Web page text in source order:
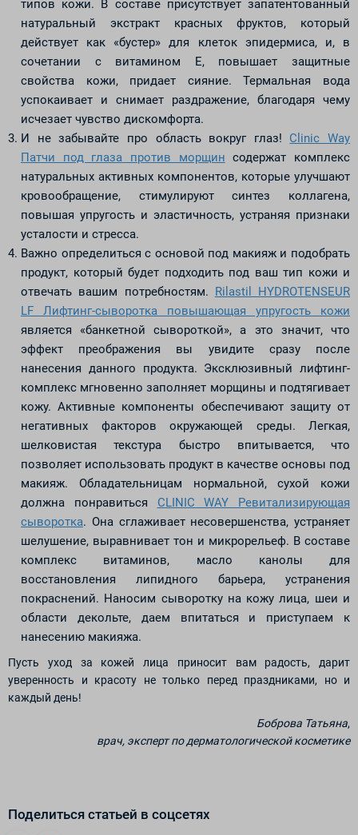
типов кожи. В составе присутствует запатентованный
натуральный экстракт красных фруктов, который
действует как «бустер» для клеток эпидермиса, и, в
сочетании с витамином Е, повышает защитные
свойства кожи, придает сияние. Термальная вода
успокаивает и снимает раздражение, благодаря чему
исчезает чувство дискомфорта.
И не забывайте про область вокруг глаз! Clinic Way
Патчи под глаза против морщин содержат комплекс
натуральных активных компонентов, которые улучшают
кровообращение, стимулируют синтез коллагена,
повышая упругость и эластичность, устраняя признаки
усталости и стресса.
Важно определиться с основой под макияж и подобрать
продукт, который будет подходить под ваш тип кожи и
отвечать вашим потребностям.
Rilastil HYDROTENSEUR
LF Лифтинг-сыворотка повышающая упругость кожи
является «банкетной сывороткой», а это значит, что
эффект преображения вы увидите сразу после
нанесения данного продукта. Эксклюзивный лифтинг-
комплекс мгновенно заполняет морщины и подтягивает
кожу. Активные компоненты обеспечивают защиту от
негативных факторов окружающей среды. Легкая,
шелковистая текстура быстро впитывается, что
позволяет использовать продукт в качестве основы под
макияж. Обладательницам нормальной, сухой кожи
должна понравиться CLINIC WAY Ревитализирующая
сыворотка. Она сглаживает несовершенства, устраняет
шелушение, выравнивает тон и микрорельеф. В составе
комплекс витаминов, масло канолы для
восстановления липидного барьера, устранения
покраснений. Наносим сыворотку на кожу лица, шеи и
области декольте, даем впитаться и приступаем к
нанесению макияжа.
Пусть уход за кожей лица приносит вам радость, дарит
уверенность и красоту не только перед праздниками, но и
каждый день!
Боброва Татьяна,
врач, эксперт по дерматологической косметике
Поделиться статьей в соцсетях